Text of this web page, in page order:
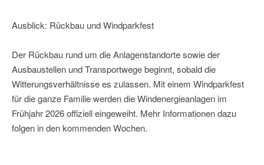
Ausblick: Rückbau und Windparkfest
Der Rückbau rund um die Anlagenstandorte sowie der
Ausbaustellen und Transportwege beginnt, sobald die
Witterungsverhältnisse es zulassen. Mit einem Windparkfest
für die ganze Familie werden die Windenergieanlagen im
Frühjahr 2026 offiziell eingeweiht. Mehr Informationen dazu
folgen in den kommenden Wochen.